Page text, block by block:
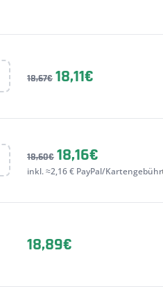
18,67€ 18,11€
18,60€ 18,16€
inkl. ≈2,16 € PayPal/Kartengebühr
18,89€